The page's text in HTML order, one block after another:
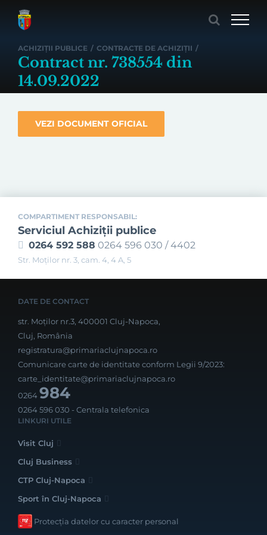
ACHIZIȚII PUBLICE / CONTRACTE DE ACHIZIȚII /
Contract nr. 738554 din
14.09.2022
VEZI DOCUMENT OFICIAL
COMPARTIMENT RESPONSABIL:
Serviciul Achiziţii publice
0264 592 588 0264 596 030 / 4402
Str. Moţilor nr. 3, cam. 4, 4 A, 5
DATE DE CONTACT
str. Moților nr.3, 400001 Cluj-Napoca,
Cluj, România
registratura@primariaclujnapoca.ro
Comunicare carte de identitate conform Legii 9/2023:
carte_identitate@primariaclujnapoca.ro
0264984
0264 596 030 - Centrala telefonica
LINKURI UTILE
Visit Cluj
Cluj Business
CTP Cluj-Napoca
Sport în Cluj-Napoca
Protecția datelor cu caracter personal